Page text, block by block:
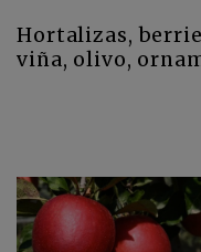
Hortalizas,
viña, olivo,